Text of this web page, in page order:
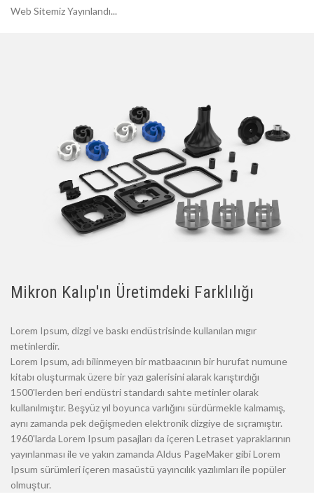
Web Sitemiz Yayınlandı...
Mikron Kalıp'ın Üretimdeki Farklılığı
Lorem Ipsum, dizgi ve baskı endüstrisinde kullanılan mıgır
metinlerdir.
Lorem Ipsum, adı bilinmeyen bir matbaacının bir hurufat numune
kitabı oluşturmak üzere bir yazı galerisini alarak karıştırdığı
1500'lerden beri endüstri standardı sahte metinler olarak
kullanılmıştır. Beşyüz yıl boyunca varlığını sürdürmekle kalmamış,
aynı zamanda pek değişmeden elektronik dizgiye de sıçramıştır.
1960'larda Lorem Ipsum pasajları da içeren Letraset yapraklarının
yayınlanması ile ve yakın zamanda Aldus PageMaker gibi Lorem
Ipsum sürümleri içeren masaüstü yayıncılık yazılımları ile popüler
olmuştur.